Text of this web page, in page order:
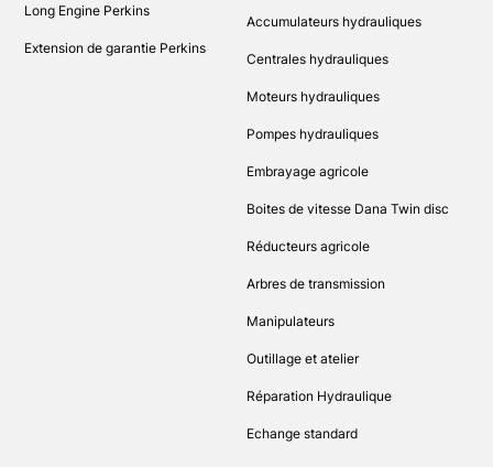
Long Engine Perkins
Extension de garantie Perkins
Accumulateurs hydrauliques
Centrales hydrauliques
Moteurs hydrauliques
Pompes hydrauliques
Embrayage agricole
Boites de vitesse Dana Twin disc
Réducteurs agricole
Arbres de transmission
Manipulateurs
Outillage et atelier
Réparation Hydraulique
Echange standard